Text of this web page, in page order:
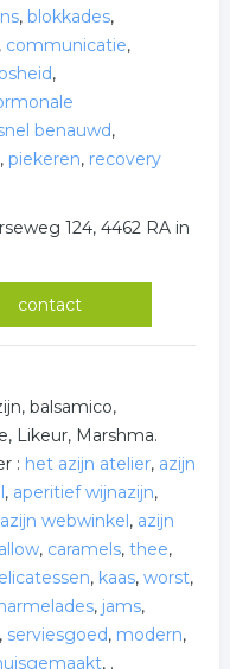
, blokkades,
, communicatie,
,
benauwd,
, piekeren, recovery
124, 4462 RA in
contact
balsamico,
Likeur, Marshma.
: het azijn atelier, azijn
, aperitief wijnazijn,
azijn webwinkel, azijn
, caramels, thee,
, kaas, worst,
, jams,
, serviesgoed, modern,
, .